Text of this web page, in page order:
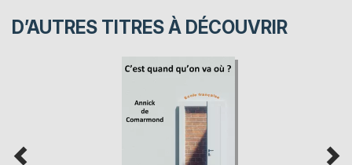
D’AUTRES TITRES À DÉCOUVRIR